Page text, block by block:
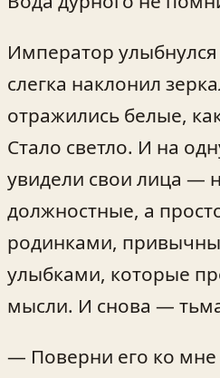
Император
слегка наклонил
отражились белые,
Стало светло. И на
увидели свои лица —
должностные, а
родинками,
улыбками, которые
мысли. И снова —
— Поверни его ко